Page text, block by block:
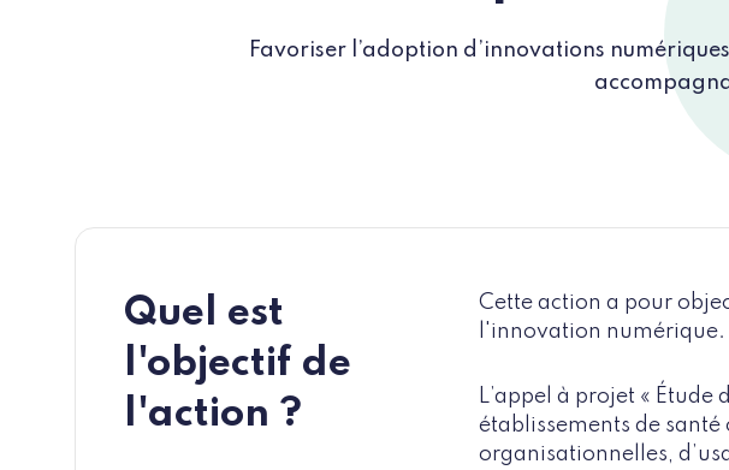
Favoriser l’adoption d’innovations
Quel est
l'objectif de
l'action ?
Cette action a pour
l'innovation numérique.
L’appel à projet «
établissements de
organisationnelles,